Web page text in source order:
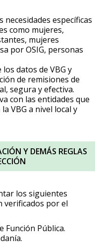
necesidades específicas
como mujeres,
mujeres
por OSIG, personas
datos de VBG y
de remisiones de
segura y efectiva.
con las entidades que
VBG a nivel local y
Y DEMÁS REGLAS
los siguientes
verificados por el
Función Pública.